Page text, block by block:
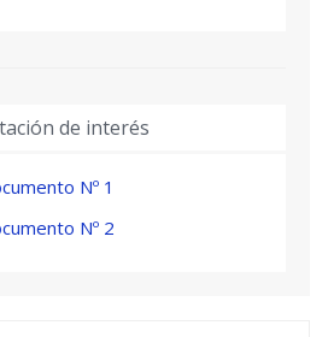
de interés
Nº 1
Nº 2